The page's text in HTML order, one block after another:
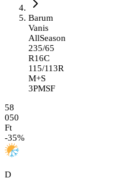
Barum
Vanis
AllSeason
235/65
R16C
115/113R
M+S
3PMSF
58
050
Ft
-35%
D